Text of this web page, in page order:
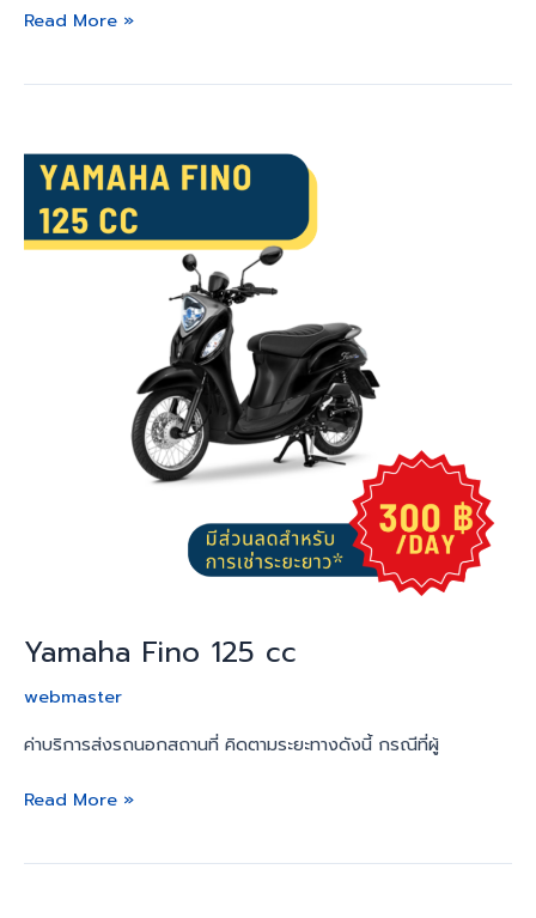
Read More »
Yamaha Fino 125 cc
webmaster
ค่าบริการส่งรถนอกสถานที่ คิดตามระยะทางดังนี้ กรณีที่ผู้
Fino
125
cc
Read More »